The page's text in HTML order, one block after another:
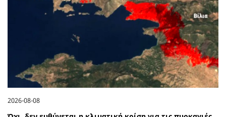
2026-08-08